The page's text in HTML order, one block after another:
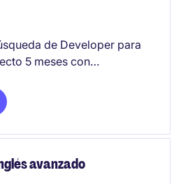
de Developer para
5 meses con
avanzado